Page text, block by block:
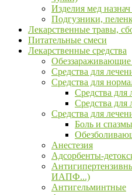
Изделия мед
Подгузники,
Лекарственные травы,
Питательные смеси
Лекарственные средства
Обеззараживающие
Средства для
Средства для
Средства для
Средства для
Средства для
Боль и спазмы
Анестезия
Адсорбенты-
ИАПФ...)
Антигельминтные